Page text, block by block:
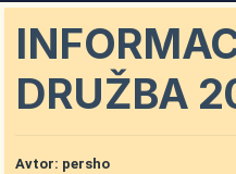
DRUŽBA
Avtor: persho